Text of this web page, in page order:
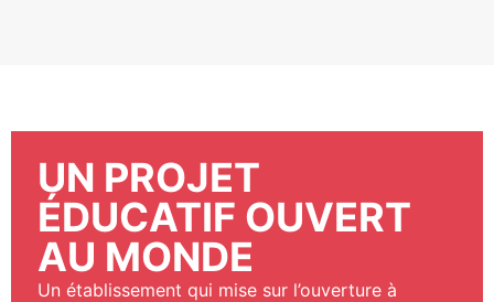
UN PROJET
ÉDUCATIF OUVERT
AU MONDE
Un établissement qui mise sur l’ouverture à